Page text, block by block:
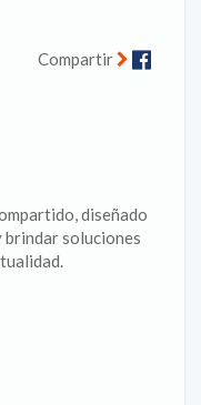
Compartir
diseñado
brindar soluciones